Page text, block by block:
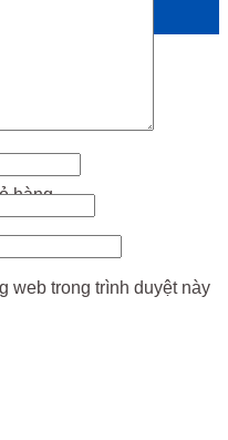
hàng.
web trong trình duyệt này